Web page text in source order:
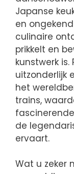
Japanse
en
culinaire
prikkelt en
kunstwerk
uitzonderlijk
het
trains,
de
ervaart.
Wat u zeker